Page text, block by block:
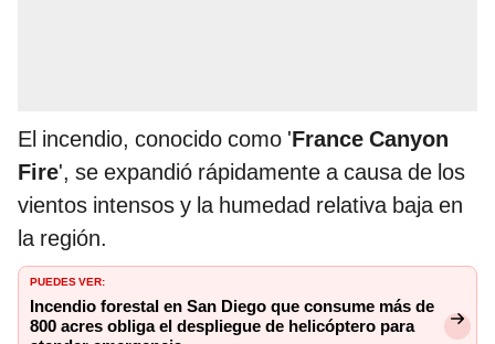
El incendio, conocido como 'France Canyon
Fire', se expandió rápidamente a causa de los
vientos intensos y la humedad relativa baja en
la región.
PUEDES VER:
Incendio forestal en San Diego que consume más de
800 acres obliga el despliegue de helicóptero para